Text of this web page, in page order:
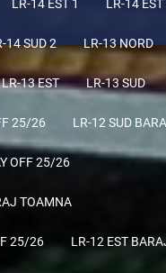
LR-14 EST 1 LR-14 EST
14 SUD 2 LR-13 NORD
LR-13 EST LR-13 SUD
25/26 LR-12 SUD
OFF 25/26
TOAMNA
25/26 LR-12 EST